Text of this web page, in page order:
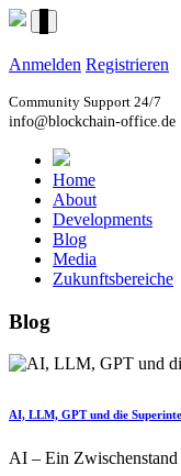
Anmelden Registrieren
Community Support 24/7
info@blockchain-office.de
Home
About
Developments
Blog
Media
Zukunftsbereiche
Blog
AI, LLM, GPT und die
AI – Ein